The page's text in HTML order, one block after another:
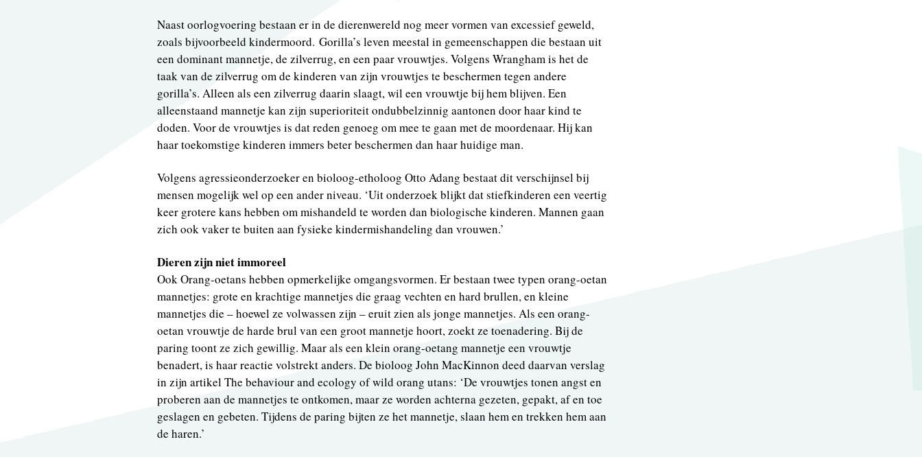
Naast oorlogvoering bestaan er in de dierenwereld nog meer vormen van excessief geweld,
zoals bijvoorbeeld kindermoord. Gorilla’s leven meestal in gemeenschappen die bestaan uit
een dominant mannetje, de zilverrug, en een paar vrouwtjes. Volgens Wrangham is het de
taak van de zilverrug om de kinderen van zijn vrouwtjes te beschermen tegen andere
gorilla’s. Alleen als een zilverrug daarin slaagt, wil een vrouwtje bij hem blijven. Een
alleenstaand mannetje kan zijn superioriteit ondubbelzinnig aantonen door haar kind te
doden. Voor de vrouwtjes is dat reden genoeg om mee te gaan met de moordenaar. Hij kan
haar toekomstige kinderen immers beter beschermen dan haar huidige man.
Volgens agressieonderzoeker en bioloog-etholoog Otto Adang bestaat dit verschijnsel bij
mensen mogelijk wel op een ander niveau. ‘Uit onderzoek blijkt dat stiefkinderen een veertig
keer grotere kans hebben om mishandeld te worden dan biologische kinderen. Mannen gaan
zich ook vaker te buiten aan fysieke kindermishandeling dan vrouwen.’
Dieren zijn niet immoreel
Ook Orang-oetans hebben opmerkelijke omgangsvormen. Er bestaan twee typen orang-oetan
mannetjes: grote en krachtige mannetjes die graag vechten en hard brullen, en kleine
mannetjes die – hoewel ze volwassen zijn – eruit zien als jonge mannetjes. Als een orang-
oetan vrouwtje de harde brul van een groot mannetje hoort, zoekt ze toenadering. Bij de
paring toont ze zich gewillig. Maar als een klein orang-oetang mannetje een vrouwtje
benadert, is haar reactie volstrekt anders. De bioloog John MacKinnon deed daarvan verslag
in zijn artikel The behaviour and ecology of wild orang utans: ‘De vrouwtjes tonen angst en
proberen aan de mannetjes te ontkomen, maar ze worden achterna gezeten, gepakt, af en toe
geslagen en gebeten. Tijdens de paring bijten ze het mannetje, slaan hem en trekken hem aan
de haren.’